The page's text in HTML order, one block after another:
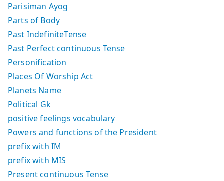
Parisiman Ayog
Parts of Body
Past IndefiniteTense
Past Perfect continuous Tense
Personification
Places Of Worship Act
Planets Name
Political Gk
positive feelings vocabulary
Powers and functions of the President
prefix with IM
prefix with MIS
Present continuous Tense